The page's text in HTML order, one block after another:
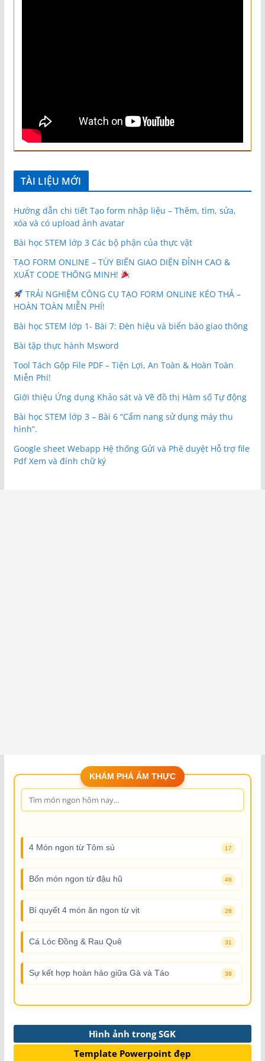
TÀI LIỆU MỚI
Hướng dẫn chi tiết Tạo form nhập liệu – Thêm, tìm, sửa,
xóa và có upload ảnh avatar
Bài học STEM lớp 3 Các bộ phận của thực vật
TẠO FORM ONLINE – TÙY BIẾN GIAO DIỆN ĐỈNH CAO &
XUẤT CODE THÔNG MINH!
TRẢI NGHIỆM CÔNG CỤ TẠO FORM ONLINE KÉO THẢ –
HOÀN TOÀN MIỄN PHÍ!
Bài học STEM lớp 1- Bài 7: Đèn hiệu và biển báo giao thông
Bài tập thực hành Msword
Tool Tách Gộp File PDF – Tiện Lợi, An Toàn & Hoàn Toàn
Miễn Phí!
Giới thiệu Ứng dụng Khảo sát và Vẽ đồ thị Hàm số Tự động
Bài học STEM lớp 3 – Bài 6 “Cẩm nang sử dụng máy thu
hình”.
Google sheet Webapp Hệ thống Gửi và Phê duyệt Hỗ trợ file
Pdf Xem và đính chữ ký
KHÁM PHÁ ẨM THỰC
4 Món ngon từ Tôm sú 17
Bốn món ngon từ đậu hũ 46
Bí quyết 4 món ăn ngon từ vịt 28
Cá Lóc Đồng & Rau Quê 31
Sự kết hợp hoàn hảo giữa Gà và Táo 38
Hình ảnh trong SGK
Template Powerpoint đẹp